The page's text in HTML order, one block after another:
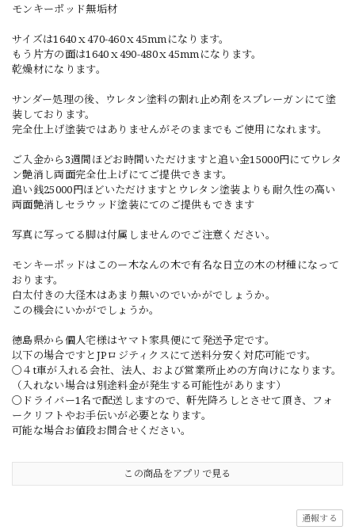
モンキーポッド無垢材
サイズは1640ｘ470-460ｘ45mmになります。
もう片方の面は1640ｘ490-480ｘ45mmになります。
乾燥材になります。
サンダー処理の後、ウレタン塗料の割れ止め剤をスプレーガンにて塗
装しております。
完全仕上げ塗装ではありませんがそのままでもご使用になれます。
ご入金から3週間ほどお時間いただけますと追い金15000円にてウレタ
ン艶消し両面完全仕上げにてご提供できます。
追い銭25000円ほどいただけますとウレタン塗装よりも耐久性の高い
両面艶消しセラウッド塗装にてのご提供もできます
写真に写ってる脚は付属しませんのでご注意ください。
モンキーポッドはこのー木なんの木で有名な日立の木の材種になって
おります。
白太付きの大径木はあまり無いのでいかがでしょうか。
この機会にいかがでしょうか。
徳島県から個人宅様はヤマト家具便にて発送予定です。
以下の場合ですとJPロジティクスにて送料分安く対応可能です。
〇４t車が入れる会社、法人、および営業所止めの方向けになります。
（入れない場合は別途料金が発生する可能性があります）
〇ドライバー1名で配送しますので、軒先降ろしとさせて頂き、フォ
ークリフトやお手伝いが必要となります。
可能な場合お値段お問合せください。
この商品をアプリで見る
通報する